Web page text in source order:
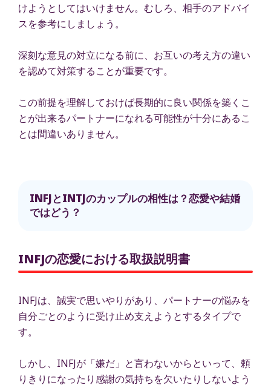
けようとしてはいけません。むしろ、相手のアドバイ
スを参考にしましょう。
深刻な意見の対立になる前に、お互いの考え方の違い
を認めて対策することが重要です。
この前提を理解しておけば長期的に良い関係を築くこ
とが出来るパートナーになれる可能性が十分にあるこ
とは間違いありません。
INFJとINTJのカップルの相性は？恋愛や結婚
ではどう？
INFJの恋愛における取扱説明書
INFJは、誠実で思いやりがあり、パートナーの悩みを
自分ごとのように受け止め支えようとするタイプで
す。
しかし、INFJが「嫌だ」と言わないからといって、頼
りきりになったり感謝の気持ちを欠いたりしないよう